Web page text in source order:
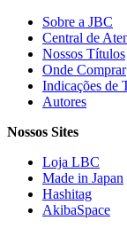
Sobre a JBC
Central de
Nossos Títulos
Onde Comprar
Indicações de
Autores
Nossos Sites
Loja LBC
Made in Japan
Hashitag
AkibaSpace